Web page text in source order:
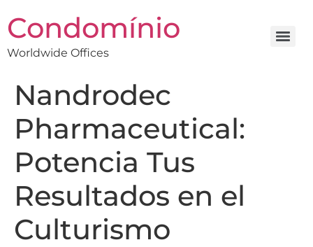
Condomínio
Worldwide Offices
Nandrodec
Pharmaceutical:
Potencia Tus
Resultados en el
Culturismo